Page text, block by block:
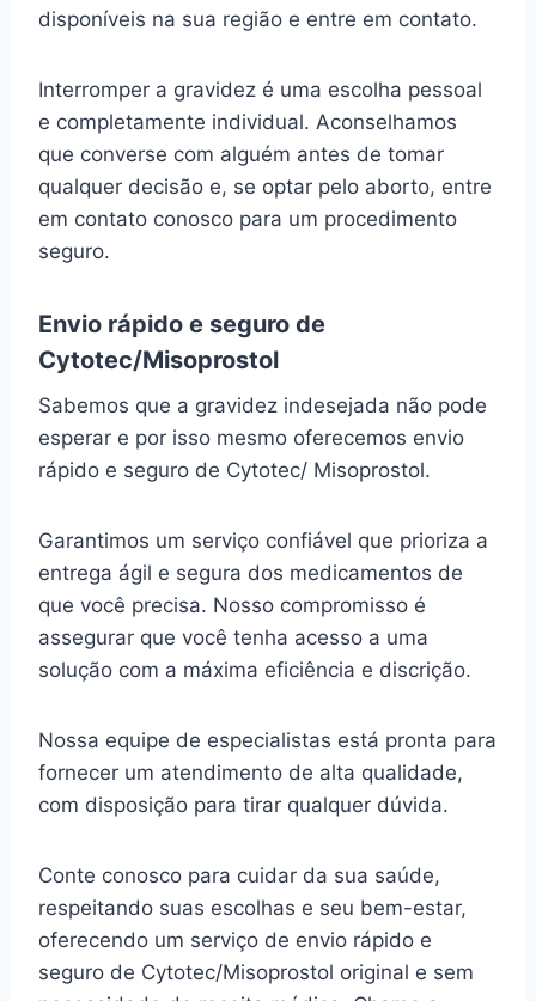
disponíveis na sua região e entre em contato.
Interromper a gravidez é uma escolha pessoal
e completamente individual. Aconselhamos
que converse com alguém antes de tomar
qualquer decisão e, se optar pelo aborto, entre
em contato conosco para um procedimento
seguro.
Envio rápido e seguro de
Cytotec/Misoprostol
Sabemos que a gravidez indesejada não pode
esperar e por isso mesmo oferecemos envio
rápido e seguro de Cytotec/ Misoprostol.
Garantimos um serviço confiável que prioriza a
entrega ágil e segura dos medicamentos de
que você precisa. Nosso compromisso é
assegurar que você tenha acesso a uma
solução com a máxima eficiência e discrição.
Nossa equipe de especialistas está pronta para
fornecer um atendimento de alta qualidade,
com disposição para tirar qualquer dúvida.
Conte conosco para cuidar da sua saúde,
respeitando suas escolhas e seu bem-estar,
oferecendo um serviço de envio rápido e
seguro de Cytotec/Misoprostol original e sem